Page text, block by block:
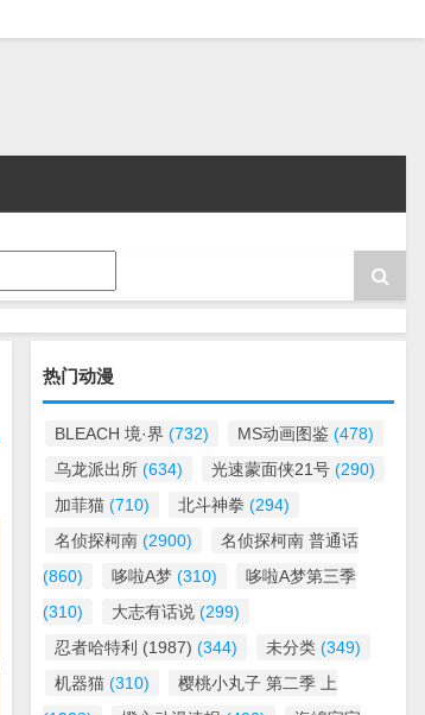
热门动漫
BLEACH 境·界 (732) MS动画图鉴 (478)
乌龙派出所 (634) 光速蒙面侠21号 (290)
加菲猫 (710) 北斗神拳 (294)
名侦探柯南 (2900)
名侦探柯南 普通话
(860)
哆啦A梦 (310)
哆啦A梦第三季
(310)
大志有话说 (299)
忍者哈特利 (1987) (344) 未分类 (349)
机器猫 (310)
樱桃小丸子 第二季 上